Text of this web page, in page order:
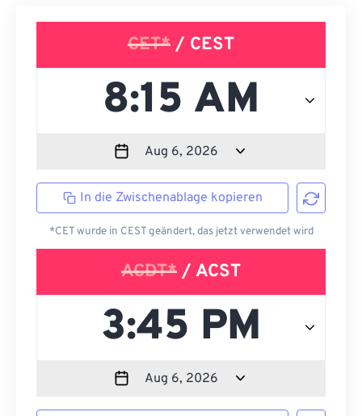
CET* / CEST
In die Zwischenablage kopieren
*CET wurde in CEST geändert, das jetzt verwendet wird
ACDT* / ACST